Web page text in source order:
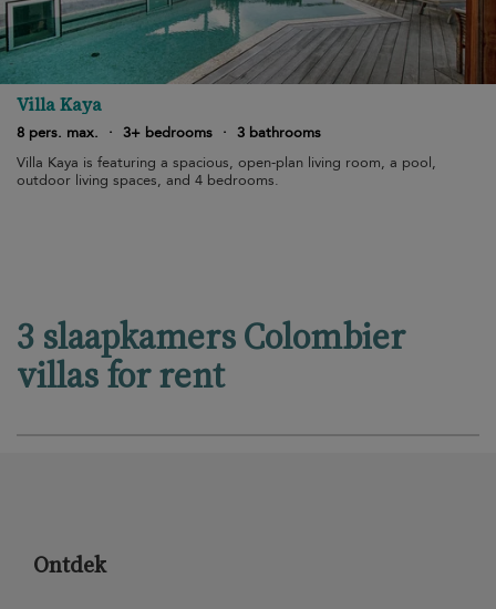
Villa Kaya
8 pers. max. · 3+ bedrooms · 3 bathrooms
Villa Kaya is featuring a spacious, open-plan living room, a pool,
outdoor living spaces, and 4 bedrooms.
3 slaapkamers Colombier
villas for rent
Ontdek